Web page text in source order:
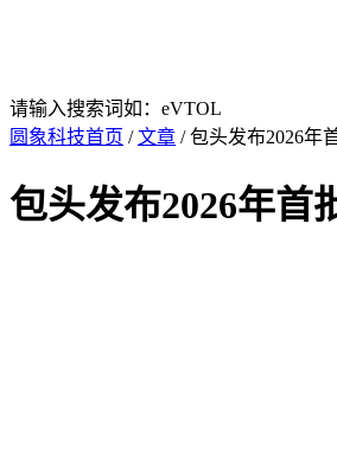
请输入搜索词如：eVTOL
圆象科技首页 /文章 / 包头发布2026年
包头发布2026年首